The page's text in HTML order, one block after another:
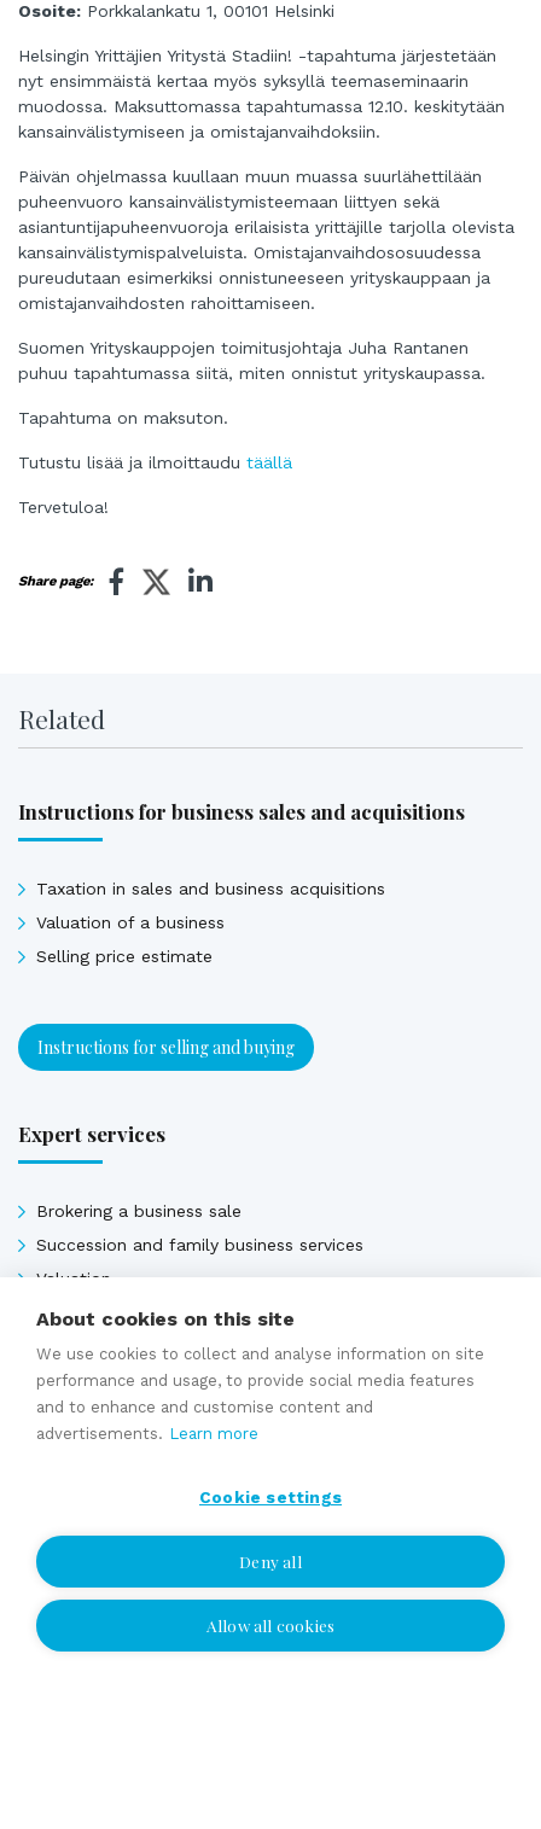
Osoite: Porkkalankatu 1, 00101 Helsinki
Helsingin Yrittäjien Yritystä Stadiin! -tapahtuma järjestetään
nyt ensimmäistä kertaa myös syksyllä teemaseminaarin
muodossa. Maksuttomassa tapahtumassa 12.10. keskitytään
kansainvälistymiseen ja omistajanvaihdoksiin.
Päivän ohjelmassa kuullaan muun muassa suurlähettilään
puheenvuoro kansainvälistymisteemaan liittyen sekä
asiantuntijapuheenvuoroja erilaisista yrittäjille tarjolla olevista
kansainvälistymispalveluista. Omistajanvaihdososuudessa
pureudutaan esimerkiksi onnistuneeseen yrityskauppaan ja
omistajanvaihdosten rahoittamiseen.
Suomen Yrityskauppojen toimitusjohtaja Juha Rantanen
puhuu tapahtumassa siitä, miten onnistut yrityskaupassa.
Tapahtuma on maksuton.
Tutustu lisää ja ilmoittaudu täällä
Tervetuloa!
Share page:
Related
Instructions for business sales and acquisitions
Taxation in sales and business acquisitions
Valuation of a business
Selling price estimate
Instructions for selling and buying
Expert services
Brokering a business sale
Succession and family business services
Valuation
Selling price estimate
Sales contracts
Expert services
I wish to be contacted
About cookies on this site
We use cookies to collect and analyse information on site
performance and usage, to provide social media features
and to enhance and customise content and
advertisements. Learn more
Cookie settings
Deny all
Allow all cookies